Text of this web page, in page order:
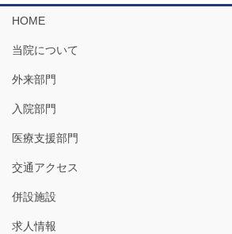
HOME
当院について
外来部門
入院部門
医療支援部門
交通アクセス
併設施設
求人情報